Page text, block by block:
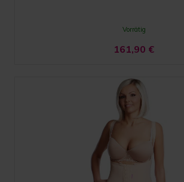
Vorrätig
161,90 €